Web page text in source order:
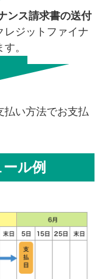
ンス請求書の送付
レジットファイナ
。
払い方法でお支払
ル例